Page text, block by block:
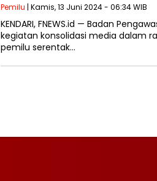
Pemilu | Kamis, 13 Juni 2024 - 06:34 WIB
KENDARI, FNEWS.id — Badan
kegiatan konsolidasi media dalam
pemilu serentak…